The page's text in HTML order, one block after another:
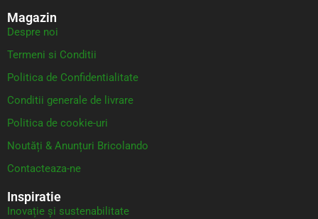
Magazin
Despre noi
Termeni si Conditii
Politica de Confidentialitate
Conditii generale de livrare
Politica de cookie-uri
Noutăți & Anunțuri Bricolando
Contacteaza-ne
Inspiratie
Inovație și sustenabilitate